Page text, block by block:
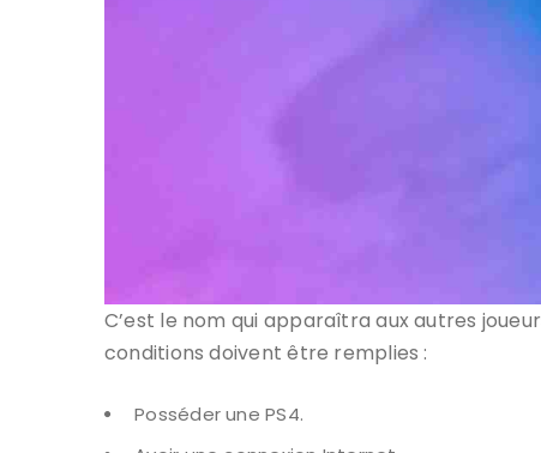
C’est le nom qui apparaîtra aux autres
conditions doivent être remplies :
Posséder une PS4.